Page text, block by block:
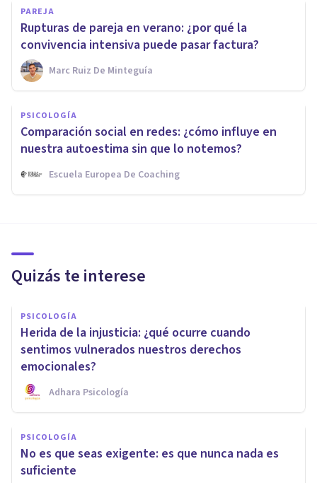
PAREJA
Rupturas de pareja en verano: ¿por qué la
convivencia intensiva puede pasar factura?
Marc Ruiz De Minteguía
PSICOLOGÍA
Comparación social en redes: ¿cómo influye en
nuestra autoestima sin que lo notemos?
Escuela Europea De Coaching
Quizás te interese
PSICOLOGÍA
Herida de la injusticia: ¿qué ocurre cuando
sentimos vulnerados nuestros derechos
emocionales?
Adhara Psicología
PSICOLOGÍA
No es que seas exigente: es que nunca nada es
suficiente